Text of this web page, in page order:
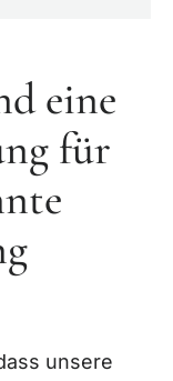
eine
für
unsere